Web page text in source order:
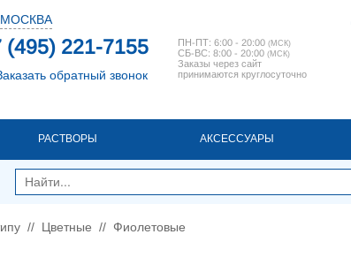
МОСКВА
(495) 221-7155
обратный звонок
ПН-ПТ: 6:00 - 20:00 (МСК)
СБ-ВС: 8:00 - 20:00 (МСК)
Заказы через сайт
принимаются круглосуточно
РАСТВОРЫ АКСЕССУАРЫ
// Цветные // Фиолетовые